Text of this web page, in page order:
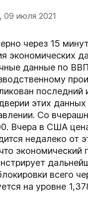
09 июля 2021
через 15
экономических
данные по
последний
этих
Со
Вчера в США
недалеко от
экономический
всего
на уровне